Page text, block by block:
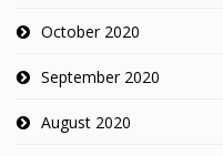
October 2020
September 2020
August 2020